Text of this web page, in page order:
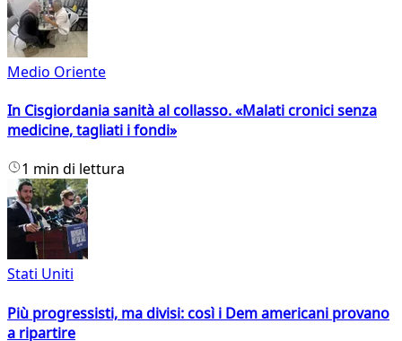
Medio Oriente
In Cisgiordania sanità al collasso. «Malati cronici senza
medicine, tagliati i fondi»
1 min di lettura
Stati Uniti
Più progressisti, ma divisi: così i Dem americani provano
a ripartire